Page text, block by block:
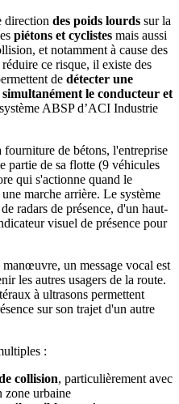
direction des poids lourds sur la
piétons et cyclistes mais aussi
et notamment à cause des
ce risque, il existe des
de détecter une
le conducteur et
ABSP d’ACI Industrie
de bétons, l'entreprise
partie de sa flotte (9 véhicules
qui s'actionne quand le
marche arrière. Le système
radars de présence, d'un haut-
visuel de présence pour
un message vocal est
les autres usagers de la route.
à ultrasons permettent
sur son trajet d'un autre
:
collision, particulièrement avec
zone urbaine